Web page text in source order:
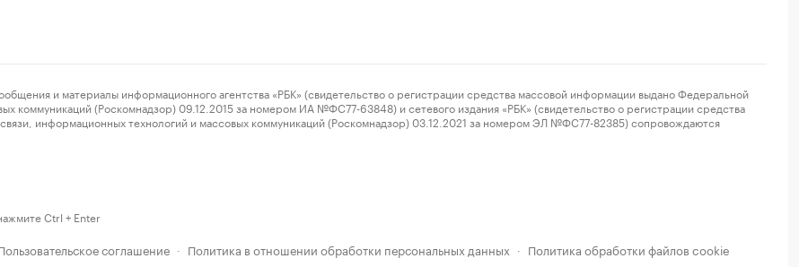
и материалы информационного агентства «РБК» (свидетельство о регистрации средства массовой информации выдано Федеральной
коммуникаций (Роскомнадзор) 09.12.2015 за номером ИА №ФС77-63848) и сетевого издания «РБК» (свидетельство о регистрации средства
информационных технологий и массовых коммуникаций (Роскомнадзор) 03.12.2021 за номером ЭЛ №ФС77-82385) сопровождаются
Ctrl + Enter
соглашение · Политика в отношении обработки персональных данных · Политика обработки файлов cookie